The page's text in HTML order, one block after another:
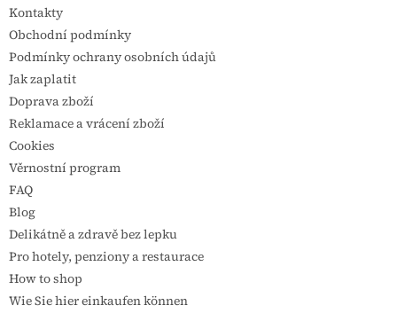
Kontakty
Obchodní podmínky
Podmínky ochrany osobních údajů
Jak zaplatit
Doprava zboží
Reklamace a vrácení zboží
Cookies
Věrnostní program
FAQ
Blog
Delikátně a zdravě bez lepku
Pro hotely, penziony a restaurace
How to shop
Wie Sie hier einkaufen können